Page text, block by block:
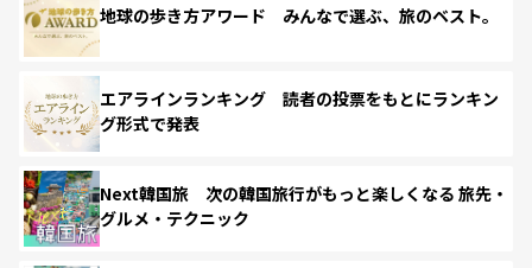
地球の歩き方アワード みんなで選ぶ、旅のベスト。
エアラインランキング 読者の投票をもとにランキン
グ形式で発表
Next韓国旅 次の韓国旅行がもっと楽しくなる 旅先・
グルメ・テクニック